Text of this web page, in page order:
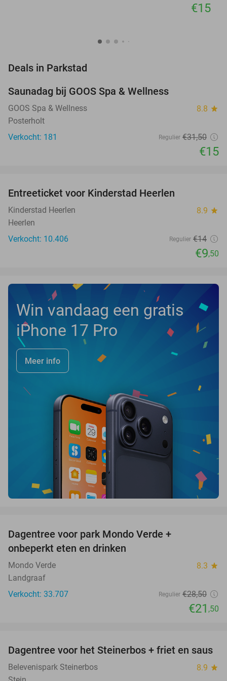
€15
Deals in Parkstad
Saunadag bij GOOS Spa & Wellness
GOOS Spa & Wellness 8.8 star
Posterholt
Verkocht: 181
Regulier €31,50
€15
Entreeticket voor Kinderstad Heerlen
Kinderstad Heerlen 8.9 star
Heerlen
Verkocht: 10.406
Regulier €14
€9,50
Win vandaag een gratis
iPhone 17 Pro
Meer info
Dagentree voor park Mondo Verde +
onbeperkt eten en drinken
Mondo Verde 8.3 star
Landgraaf
Verkocht: 33.707
Regulier €28,50
€21 ,50
37%
Dagentree voor het Steinerbos + friet en saus
Belevenispark Steinerbos 8.9 star